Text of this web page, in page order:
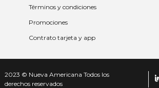
Términos y condiciones
Promociones
Contrato tarjeta y app
2023 © Nueva Americana Todos los
derechos reservados